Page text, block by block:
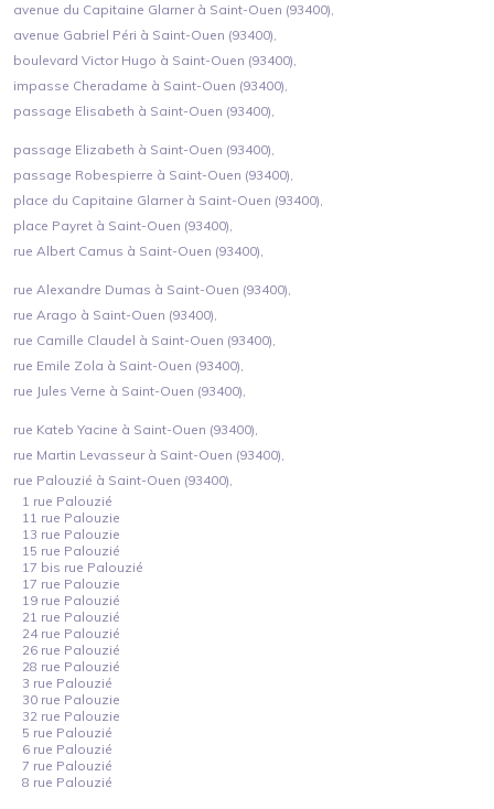
avenue du Capitaine Glarner à Saint-Ouen (93400),
avenue Gabriel Péri à Saint-Ouen (93400),
boulevard Victor Hugo à Saint-Ouen (93400),
impasse Cheradame à Saint-Ouen (93400),
passage Elisabeth à Saint-Ouen (93400),
passage Elizabeth à Saint-Ouen (93400),
passage Robespierre à Saint-Ouen (93400),
place du Capitaine Glarner à Saint-Ouen (93400),
place Payret à Saint-Ouen (93400),
rue Albert Camus à Saint-Ouen (93400),
rue Alexandre Dumas à Saint-Ouen (93400),
rue Arago à Saint-Ouen (93400),
rue Camille Claudel à Saint-Ouen (93400),
rue Emile Zola à Saint-Ouen (93400),
rue Jules Verne à Saint-Ouen (93400),
rue Kateb Yacine à Saint-Ouen (93400),
rue Martin Levasseur à Saint-Ouen (93400),
rue Palouzié à Saint-Ouen (93400),
1 rue Palouzié
11 rue Palouzie
13 rue Palouzie
15 rue Palouzié
17 bis rue Palouzié
17 rue Palouzie
19 rue Palouzié
21 rue Palouzié
24 rue Palouzié
26 rue Palouzié
28 rue Palouzié
3 rue Palouzié
30 rue Palouzie
32 rue Palouzie
5 rue Palouzié
6 rue Palouzié
7 rue Palouzié
8 rue Palouzié